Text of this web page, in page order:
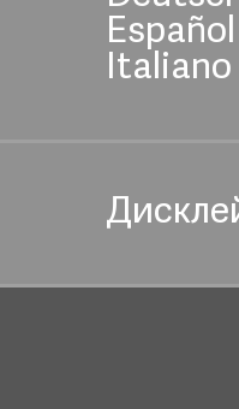
Español
Italiano